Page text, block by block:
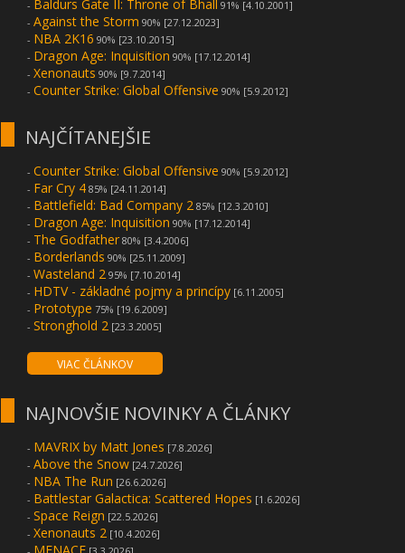
- Baldurs Gate II: Throne of Bhall 91% [4.10.2001]
- Against the Storm 90% [27.12.2023]
- NBA 2K16 90% [23.10.2015]
- Dragon Age: Inquisition 90% [17.12.2014]
- Xenonauts 90% [9.7.2014]
- Counter Strike: Global Offensive 90% [5.9.2012]
NAJČÍTANEJŠIE
- Counter Strike: Global Offensive 90% [5.9.2012]
- Far Cry 4 85% [24.11.2014]
- Battlefield: Bad Company 2 85% [12.3.2010]
- Dragon Age: Inquisition 90% [17.12.2014]
- The Godfather 80% [3.4.2006]
- Borderlands 90% [25.11.2009]
- Wasteland 2 95% [7.10.2014]
- HDTV - základné pojmy a princípy [6.11.2005]
- Prototype 75% [19.6.2009]
- Stronghold 2 [23.3.2005]
VIAC ČLÁNKOV
NAJNOVŠIE NOVINKY A ČLÁNKY
- MAVRIX by Matt Jones [7.8.2026]
- Above the Snow [24.7.2026]
- NBA The Run [26.6.2026]
- Battlestar Galactica: Scattered Hopes [1.6.2026]
- Space Reign [22.5.2026]
- Xenonauts 2 [10.4.2026]